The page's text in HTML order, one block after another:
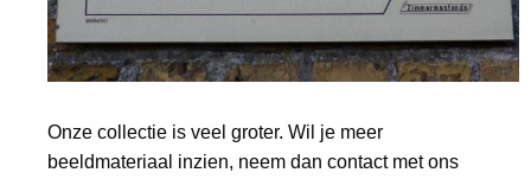
Onze collectie is veel groter. Wil je meer
beeldmateriaal inzien, neem dan contact met ons